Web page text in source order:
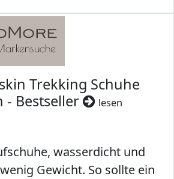
Trekking Schuhe
- Bestseller
lesen
wasserdicht und
Gewicht. So sollte ein